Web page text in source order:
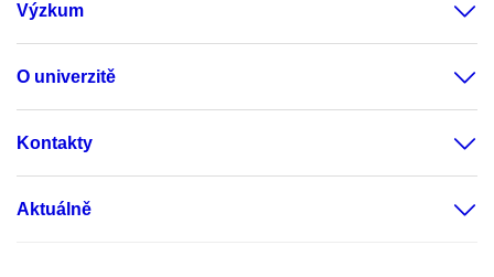
Výzkum
O univerzitě
Kontakty
Aktuálně